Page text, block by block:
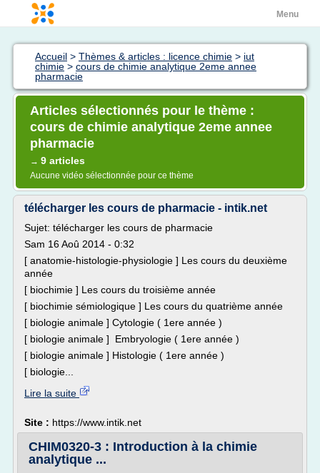
Menu
Accueil > Thèmes & articles : licence chimie > iut
chimie > cours de chimie analytique 2eme annee
pharmacie
Articles sélectionnés pour le thème :
cours de chimie analytique 2eme annee
pharmacie
→ 9 articles
Aucune vidéo sélectionnée pour ce thème
télécharger les cours de pharmacie - intik.net
Sujet: télécharger les cours de pharmacie
Sam 16 Aoû 2014 - 0:32
[ anatomie-histologie-physiologie ] Les cours du deuxième
année
[ biochimie ] Les cours du troisième année
[ biochimie sémiologique ] Les cours du quatrième année
[ biologie animale ] Cytologie ( 1ere année )
[ biologie animale ] Embryologie ( 1ere année )
[ biologie animale ] Histologie ( 1ere année )
[ biologie...
Lire la suite
Site : https://www.intik.net
CHIM0320-3 : Introduction à la chimie
analytique ...